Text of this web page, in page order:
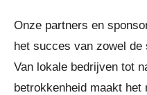
Onze partners en
het succes van zowel
Van lokale bedrijven tot
betrokkenheid maakt het